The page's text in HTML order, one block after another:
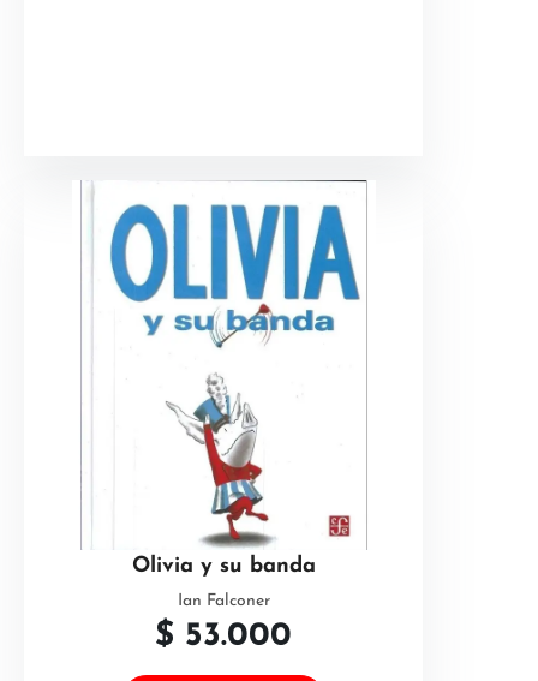
Olivia y su banda
Ian Falconer
$ 53.000